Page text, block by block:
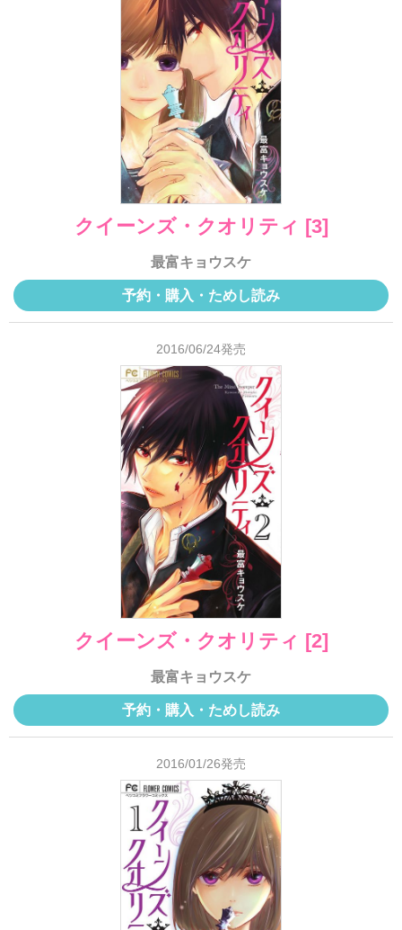
クイーンズ・クオリティ [3]
最富キョウスケ
予約・購入・ためし読み
2016/06/24発売
クイーンズ・クオリティ [2]
最富キョウスケ
予約・購入・ためし読み
2016/01/26発売